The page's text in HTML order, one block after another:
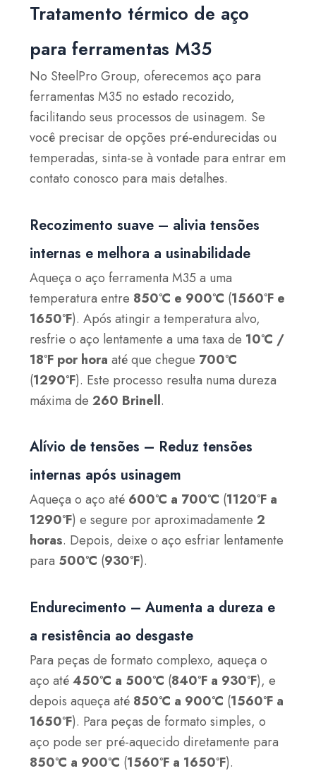
Tratamento térmico de aço
para ferramentas M35
No SteelPro Group, oferecemos aço para
ferramentas M35 no estado recozido,
facilitando seus processos de usinagem. Se
você precisar de opções pré-endurecidas ou
temperadas, sinta-se à vontade para entrar em
contato conosco para mais detalhes.
Recozimento suave – alivia tensões
internas e melhora a usinabilidade
Aqueça o aço ferramenta M35 a uma
temperatura entre 850°C e 900°C (1560°F e
1650°F). Após atingir a temperatura alvo,
resfrie o aço lentamente a uma taxa de 10°C /
18°F por hora até que chegue 700°C
(1290°F). Este processo resulta numa dureza
máxima de260 Brinell.
Alívio de tensões – Reduz tensões
internas após usinagem
Aqueça o aço até 600°C a 700°C (1120°F a
1290°F) e segure por aproximadamente2
horas. Depois, deixe o aço esfriar lentamente
para 500°C (930°F).
Endurecimento – Aumenta a dureza e
a resistência ao desgaste
Para peças de formato complexo, aqueça o
aço até450°C a 500°C (840°F a 930°F), e
depois aqueça até 850°C a 900°C (1560°F a
1650°F). Para peças de formato simples, o
aço pode ser pré-aquecido diretamente para
850°C a 900°C (1560°F a 1650°F).